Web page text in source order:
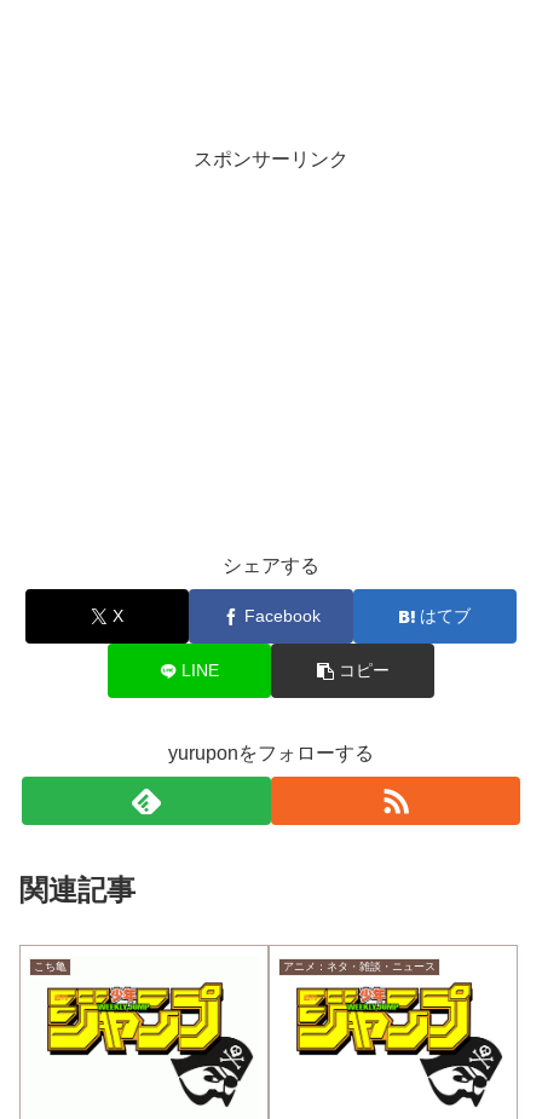
スポンサーリンク
シェアする
X Facebook はてブ
LINE コピー
yuruponをフォローする
関連記事
こち亀 アニメ：ネタ・雑談・ニュース